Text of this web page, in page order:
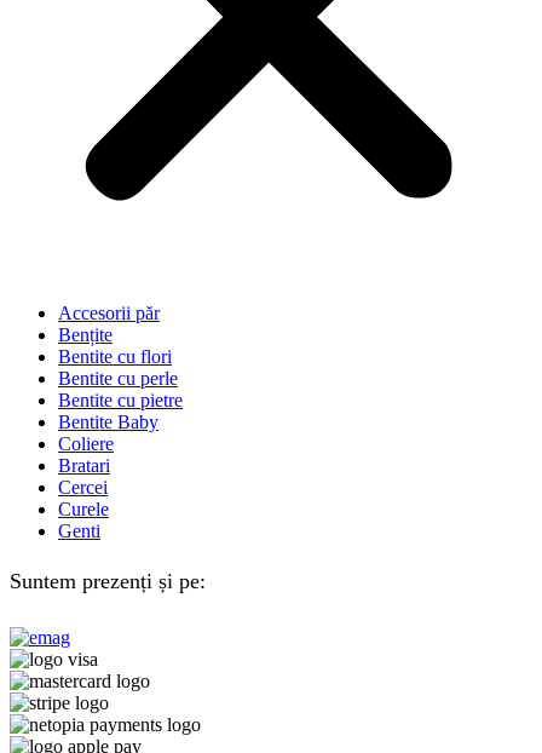
Accesorii păr
Bențite
Bentite cu flori
Bentite cu perle
Bentite cu pietre
Bentite Baby
Coliere
Bratari
Cercei
Curele
Genti
Suntem prezenți și pe: